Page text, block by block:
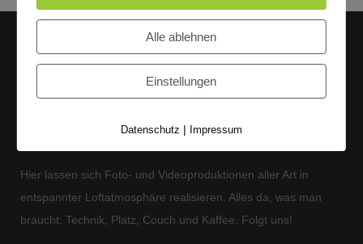
Hier lassen sich Foto- und Videoproduktionen aller Art in
entspannter Loftatmosphäre realisieren. Alles da, was man
braucht: Technik, Platz, Couch und Kaffee. Folgt uns!
Alle ablehnen
Einstellungen
Datenschutz | Impressum